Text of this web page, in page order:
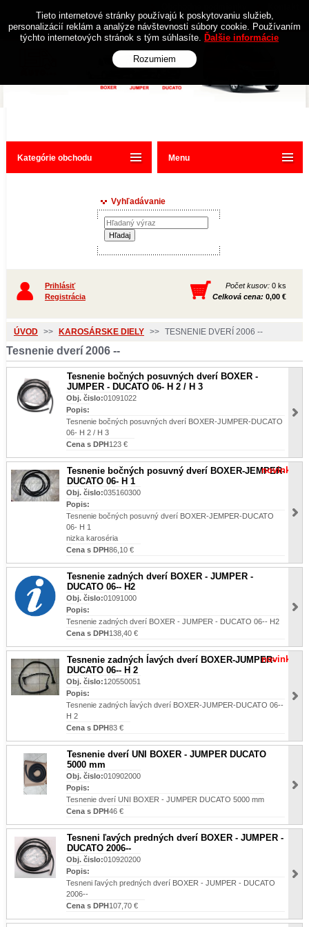
Kategórie obchodu
Vyhľadávanie
Prihlásiť
Registrácia
Počet kusov: 0 ks
Celková cena: 0,00 €
ÚVOD >> KAROSÁRSKE DIELY >> TESNENIE DVERÍ 2006 --
Tesnenie dverí 2006 --
Tesnenie bočných posuvných dverí BOXER -
JUMPER - DUCATO 06- H 2 / H 3
Obj. čislo:01091022
Popis:
Tesnenie bočných posuvných dverí BOXER-JUMPER-DUCATO
06- H 2 / H 3
Cena s DPH123 €
Tesnenie bočných posuvný dverí BOXER-JEMPER-
DUCATO 06- H 1
novinka
Obj. čislo:035160300
Popis:
Tesnenie bočných posuvný dverí BOXER-JEMPER-DUCATO
06- H 1
nizka karoséria
Cena s DPH86,10 €
Tesnenie zadných dverí BOXER - JUMPER -
DUCATO 06-- H2
Obj. čislo:01091000
Popis:
Tesnenie zadných dverí BOXER - JUMPER - DUCATO 06-- H2
Cena s DPH138,40 €
Tesnenie zadných ĺavých dverí BOXER-JUMPER-
DUCATO 06-- H 2
novinka
Obj. čislo:120550051
Popis:
Tesnenie zadných ĺavých dverí BOXER-JUMPER-DUCATO 06--
H 2
Cena s DPH83 €
Tesnenie dverí UNI BOXER - JUMPER DUCATO
5000 mm
Obj. čislo:010902000
Popis:
Tesnenie dverí UNI BOXER - JUMPER DUCATO 5000 mm
Cena s DPH46 €
Tesneni ľavých predných dverí BOXER - JUMPER -
DUCATO 2006--
Obj. čislo:010920200
Popis:
Tesneni ľavých predných dverí BOXER - JUMPER - DUCATO
2006--
Cena s DPH107,70 €
Menu
Tieto internetové stránky používajú k poskytovaniu služieb,
personalizácií reklám a analýze návštevnosti súbory cookie. Používaním
týchto internetových stránok s tým súhlasíte. Ďalšie informácie
Rozumiem